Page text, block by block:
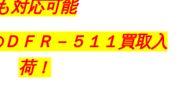
対応可能
ＦＲ－５１１買取入
荷！